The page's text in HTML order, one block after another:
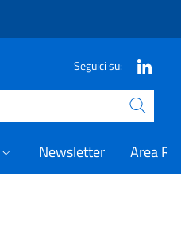
Seguici su:
Newsletter Area